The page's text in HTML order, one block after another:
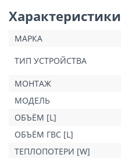
Характеристики
МАРКА
ТИП УСТРОЙСТВА
МОНТАЖ
МОДЕЛЬ
ОБЪЁМ [L]
ОБЪЁМ ГВС [L]
ТЕПЛОПОТЕРИ [W]